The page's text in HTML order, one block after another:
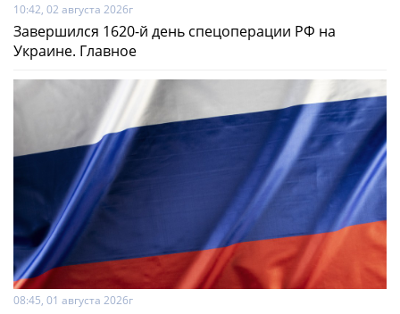
10:42, 02 августа 2026г
Завершился 1620-й день спецоперации РФ на
Украине. Главное
08:45, 01 августа 2026г